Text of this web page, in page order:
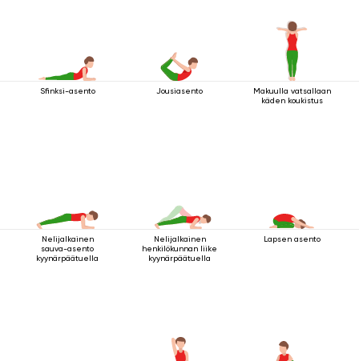
Sfinksi-asento Jousiasento
Makuulla vatsallaan
käden koukistus
Nelijalkainen
sauva-asento
kyynärpäätuella
Nelijalkainen
henkilökunnan liike
kyynärpäätuella
Lapsen asento